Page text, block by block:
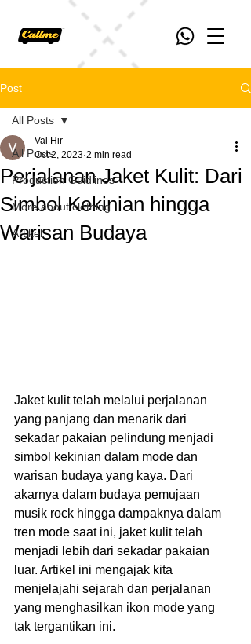
Post
All Posts
Production Guidlines
More about clothing
Artikel
All Posts
Perjalanan Jaket Kulit: Dari
Simbol Kekinian hingga
Warisan Budaya
Val Hir
Oct 2, 2023 2 min read
Jaket kulit telah melalui perjalanan
yang panjang dan menarik dari
sekadar pakaian pelindung menjadi
simbol kekinian dalam mode dan
warisan budaya yang kaya. Dari
akarnya dalam budaya pemujaan
musik rock hingga dampaknya dalam
tren mode saat ini, jaket kulit telah
menjadi lebih dari sekadar pakaian
luar. Artikel ini mengajak kita
menjelajahi sejarah dan perjalanan
yang menghasilkan ikon mode yang
tak tergantikan ini.